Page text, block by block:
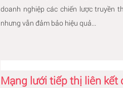
doanh nghiệp các chiến lược truyền
nhưng vẫn đảm bảo hiệu quả...
Mạng lưới tiếp thị liên kết